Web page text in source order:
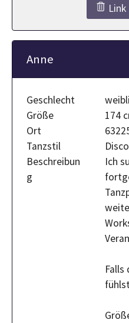
Anne
Geschlecht
Größe
174
Ort
Tanzstil
Beschreibun
g
Ich
Falls